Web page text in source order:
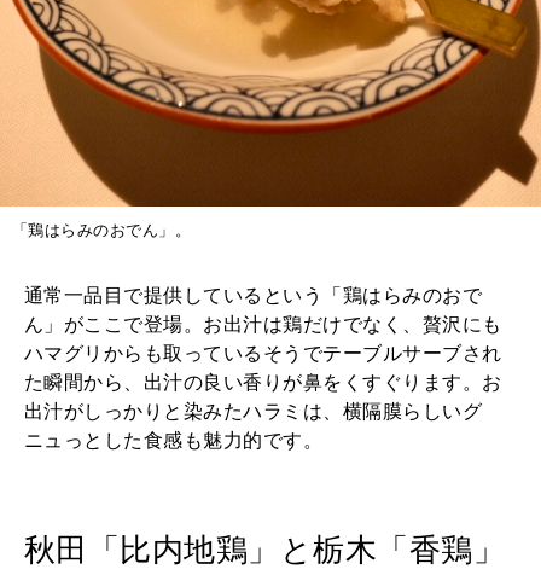
「鶏はらみのおでん」。
通常一品目で提供しているという「鶏はらみのおで
ん」がここで登場。お出汁は鶏だけでなく、贅沢にも
ハマグリからも取っているそうでテーブルサーブされ
た瞬間から、出汁の良い香りが鼻をくすぐります。お
出汁がしっかりと染みたハラミは、横隔膜らしいグ
ニュっとした食感も魅力的です。
秋田「比内地鶏」と栃木「香鶏」